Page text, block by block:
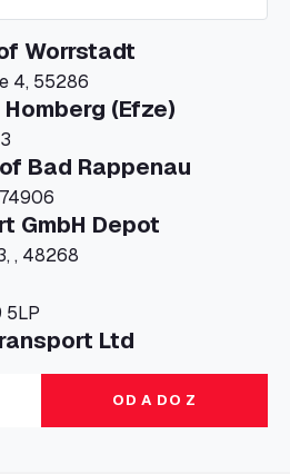
Worrstadt
4, 55286
(Efze)
Bad Rappenau
GmbH Depot
Otto-Hahn-Straße 3, , 48268
5LP
Ltd
ME11 5GA
Parking
41334
OD A DO Z